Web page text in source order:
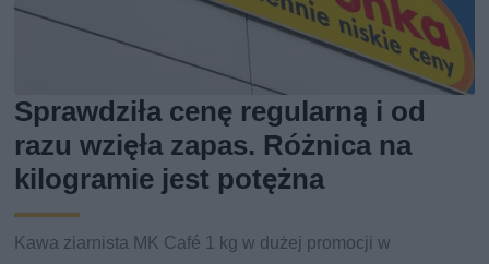
Sprawdziła cenę regularną i od
razu wzięła zapas. Różnica na
kilogramie jest potężna
Kawa ziarnista MK Café 1 kg w dużej promocji w